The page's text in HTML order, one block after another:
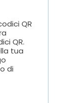
QR
QR.
tua
di